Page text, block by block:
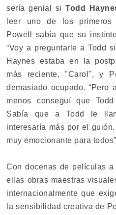
sería genial siTodd
leer uno de los primeros
Powell sabía que su
“Voy a preguntarle a Todd
Haynes estaba en la
más reciente, "Carol", y
demasiado ocupado. “Pero
menos conseguí que
Sabía que a Todd le
interesaría más por el
muy emocionante para
Con docenas de películas
ellas obras maestras
internacionalmente que
la sensibilidad creativa de